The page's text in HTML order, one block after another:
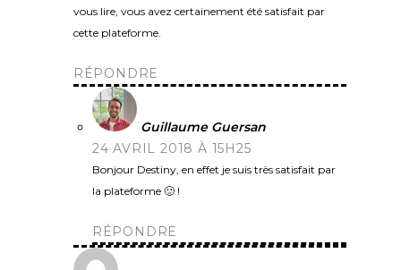
vous lire, vous avez certainement été satisfait par
cette plateforme.
RÉPONDRE
Guillaume Guersan
24 AVRIL 2018 À 15H25
Bonjour Destiny, en effet je suis très satisfait par
la plateforme 🙂 !
RÉPONDRE